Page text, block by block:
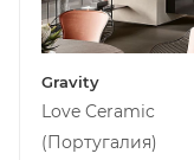
Gravity
Love Ceramic
(Португалия)